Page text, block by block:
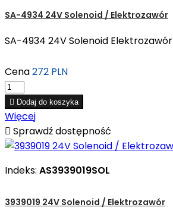
SA-4934 24V Solenoid / Elektrozawór
SA-4934 24V Solenoid Elektrozawór
Cena272 PLN
 Dodaj do koszyka
Więcej
 Sprawdź dostępność
Indeks: AS3939019SOL
3939019 24V Solenoid / Elektrozawór